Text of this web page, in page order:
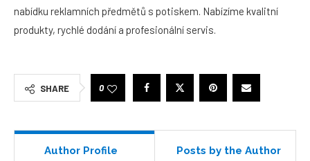
nabídku reklamních předmětů s potiskem. Nabízíme kvalitní
produkty, rychlé dodání a profesionální servis.
SHARE 0
Author Profile Posts by the Author